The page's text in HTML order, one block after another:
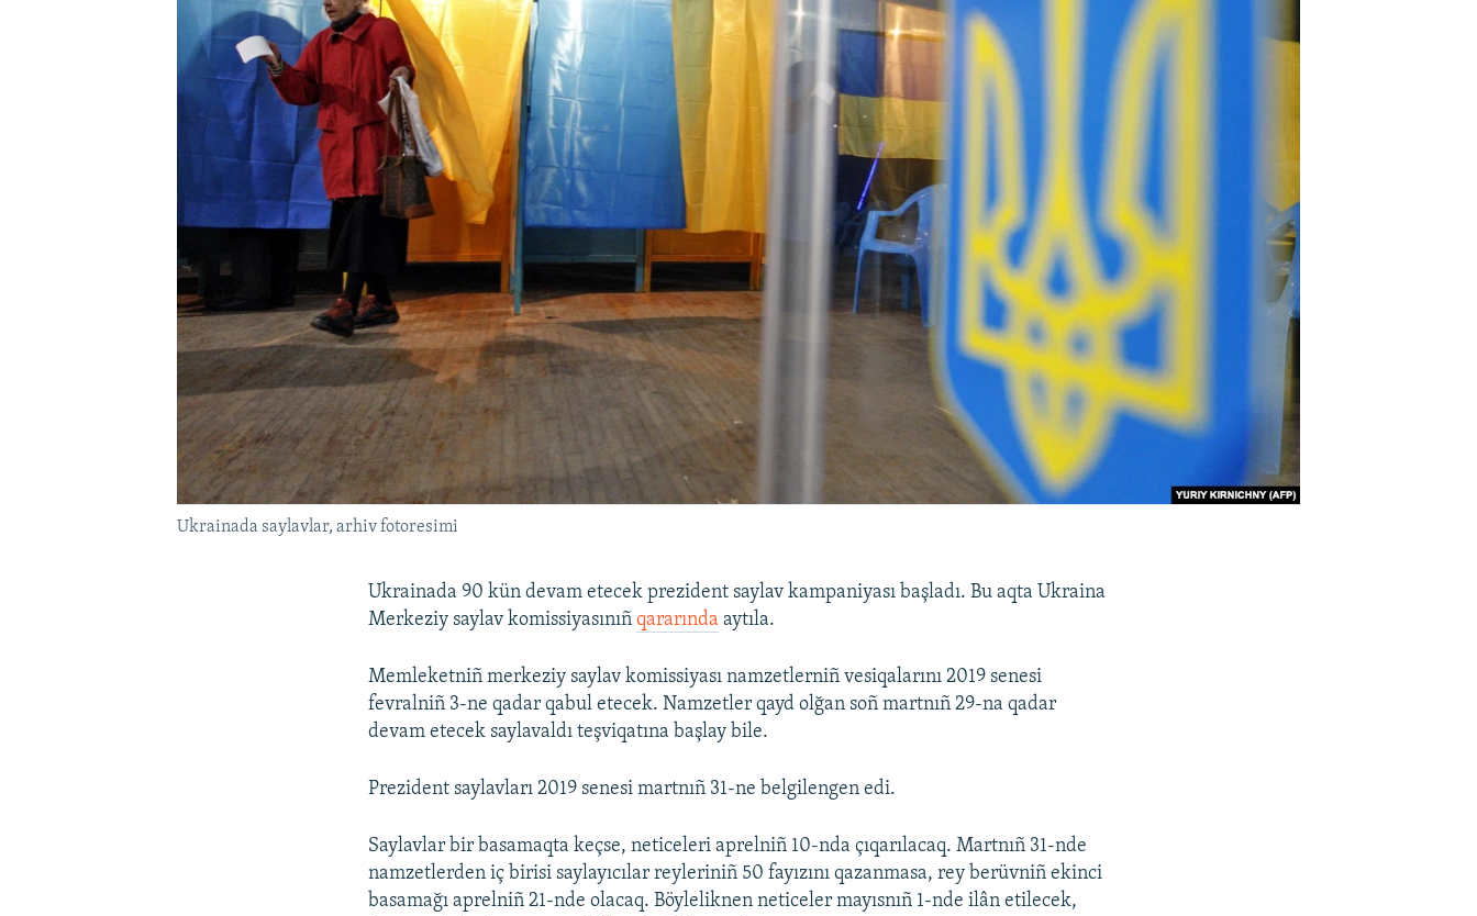
Ukrainada saylavlar, arhiv fotoresimi
Ukrainada 90 kün devam etecek prezident saylav kampaniyası başladı. Bu aqta Ukraina
Merkeziy saylav komissiyasınıñqararında aytıla.
Memleketniñ merkeziy saylav komissiyası namzetlerniñ vesiqalarını 2019 senesi
fevralniñ 3-ne qadar qabul etecek. Namzetler qayd olğan soñ martnıñ 29-na qadar
devam etecek saylavaldı teşviqatına başlay bile.
Prezident saylavları 2019 senesi martnıñ 31-ne belgilengen edi.
Saylavlar bir basamaqta keçse, neticeleri aprelniñ 10-nda çıqarılacaq. Martnıñ 31-nde
namzetlerden iç birisi saylayıcılar reyleriniñ 50 fayızını qazanmasa, rey berüvniñ ekinci
basamağı aprelniñ 21-nde olacaq. Böyleliknen neticeler mayısnıñ 1-nde ilân etilecek,